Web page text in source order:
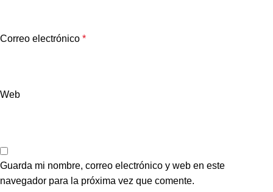
Correo electrónico *
Web
Guarda mi nombre, correo electrónico y web en este
navegador para la próxima vez que comente.